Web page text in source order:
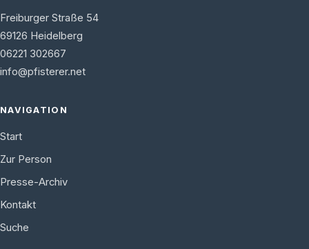
Freiburger Straße 54
69126 Heidelberg
06221 302667
info@pfisterer.net
NAVIGATION
Start
Zur Person
Presse-Archiv
Kontakt
Suche